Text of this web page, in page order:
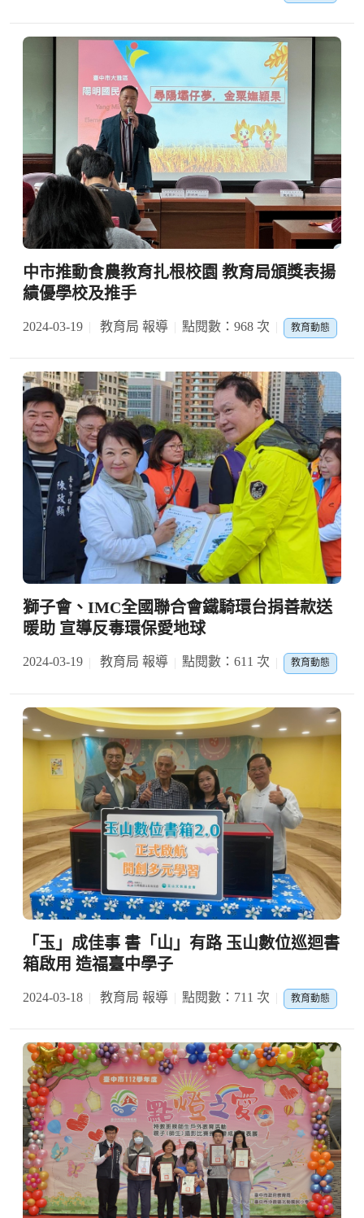
中市推動食農教育扎根校園 教育局頒獎表揚
績優學校及推手
2024-03-19 教育局 報導 點閱數：968 次 教育動態
獅子會、IMC全國聯合會鐵騎環台捐善款送
暖助 宣導反毒環保愛地球
2024-03-19 教育局 報導 點閱數：611 次 教育動態
「玉」成佳事 書「山」有路 玉山數位巡迴書
箱啟用 造福臺中學子
2024-03-18 教育局 報導 點閱數：711 次 教育動態